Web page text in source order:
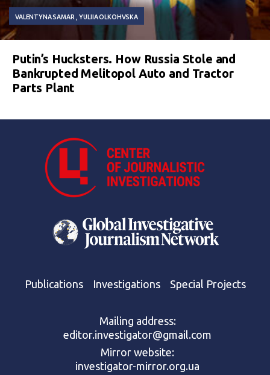
VALENTYNA SAMAR YULIIA OLKOHVSKA
Putin’s Hucksters. How Russia Stole and
Bankrupted Melitopol Auto and Tractor
Parts Plant
Publications Investigations Special Projects
Mailing address:
editor.investigator@gmail.com
Mirror website:
investigator-mirror.org.ua